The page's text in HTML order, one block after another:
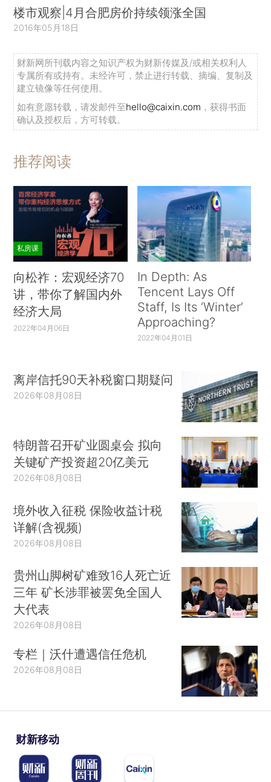
楼市观察|4月合肥房价持续领涨全国
2016年05月18日
财新网所刊载内容之知识产权为财新传媒及/或相关权利人
专属所有或持有。未经许可，禁止进行转载、摘编、复制及
建立镜像等任何使用。
如有意愿转载，请发邮件至hello@caixin.com ，获得书面
确认及授权后，方可转载。
推荐阅读
私房课
向松祚：宏观经济70
讲，带你了解国内外
经济大局
2022年04月06日
In Depth: As
Tencent Lays Off
Staff, Is Its ‘Winter’
Approaching?
2022年04月01日
离岸信托90天补税窗口期疑问
2026年08月08日
特朗普召开矿业圆桌会 拟向
关键矿产投资超20亿美元
2026年08月08日
境外收入征税 保险收益计税
详解(含视频)
2026年08月08日
贵州山脚树矿难致16人死亡近
三年 矿长涉罪被罢免全国人
大代表
2026年08月08日
专栏｜沃什遭遇信任危机
2026年08月08日
财新移动